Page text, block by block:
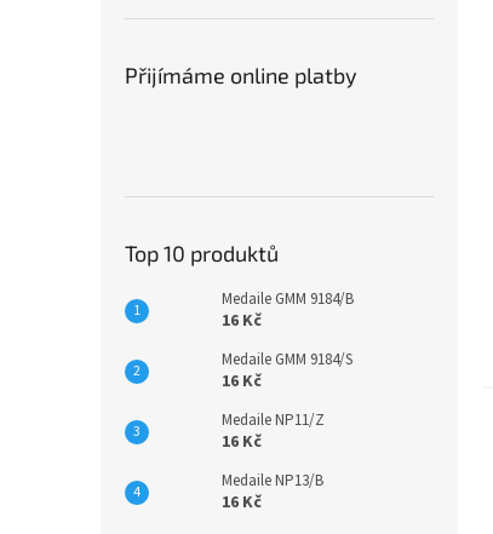
Přijímáme online platby
Top 10 produktů
Medaile GMM 9184/B
16 Kč
Medaile GMM 9184/S
16 Kč
Medaile NP11/Z
16 Kč
Medaile NP13/B
16 Kč